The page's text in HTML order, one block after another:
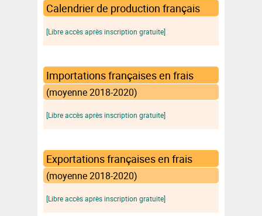
Calendrier de production français
[Libre accès après inscription gratuite]
Importations françaises en frais
(moyenne 2018-2020)
[Libre accès après inscription gratuite]
Exportations françaises en frais
(moyenne 2018-2020)
[Libre accès après inscription gratuite]